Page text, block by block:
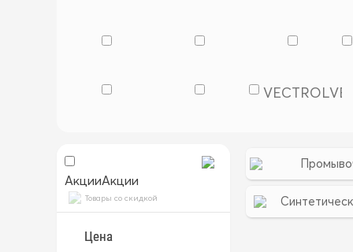
VECTROL
АкцииАкции
Товары со скидкой
Цена